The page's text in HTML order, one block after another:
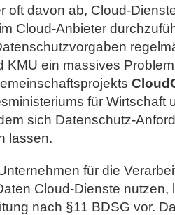
oft davon ab, Cloud-
Cloud-Anbieter
KMU ein massives
für Wirtschaft
sich Datenschutz-
lassen.
für die
Cloud-Dienste nutzen,
nach §11 BDSG vor.